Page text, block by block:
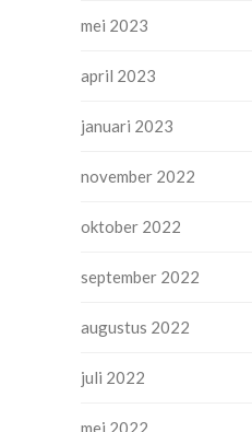
mei 2023
april 2023
januari 2023
november 2022
oktober 2022
september 2022
augustus 2022
juli 2022
mei 2022